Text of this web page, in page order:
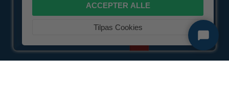
ACCEPTER ALLE
Tilpas Cookies